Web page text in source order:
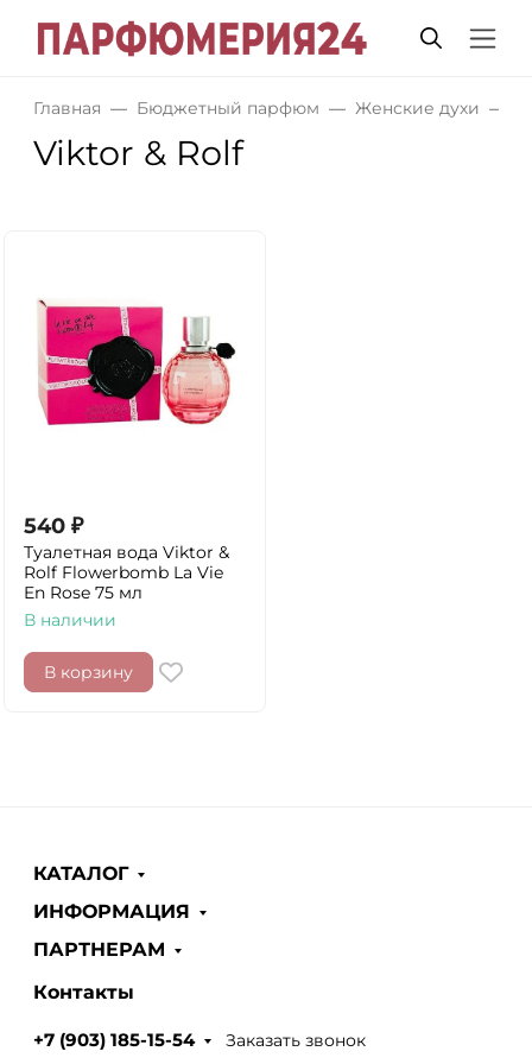
Главная Бюджетный парфюм Женские духи
Viktor & Rolf
540 ₽
Туалетная вода Viktor &
Rolf Flowerbomb La Vie
En Rose 75 мл
В наличии
В корзину
КАТАЛОГ
ИНФОРМАЦИЯ
ПАРТНЕРАМ
Контакты
+7 (903) 185-15-54 Заказать звонок